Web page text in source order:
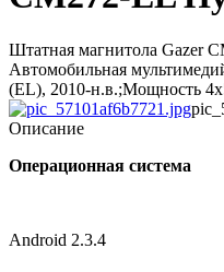
Штатная магнитола Gazer
Автомобильная
(EL), 2010-н.в.;Мощность
Описание
Операционная система
Android 2.3.4